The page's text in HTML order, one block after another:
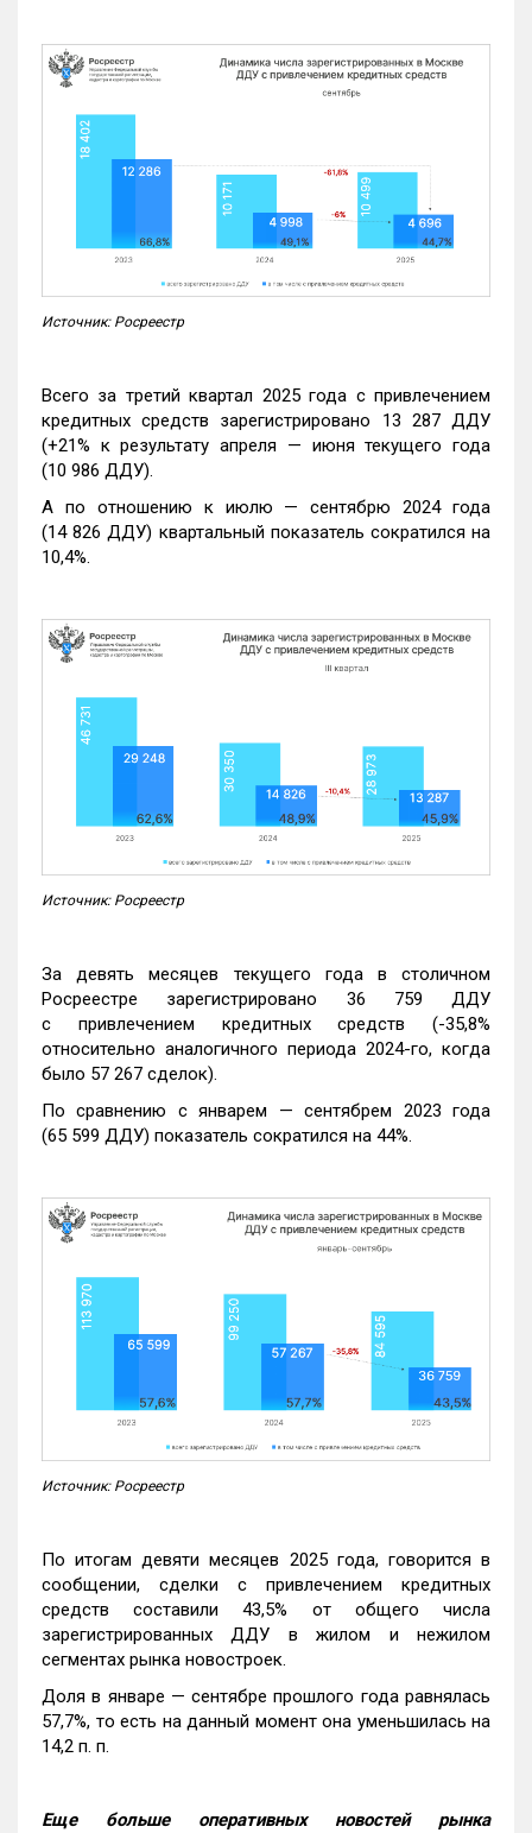
Источник: Росреестр
Всего за третий квартал 2025 года с привлечением
кредитных средств зарегистрировано 13 287 ДДУ
(+21% к результату апреля — июня текущего года
(10 986 ДДУ).
А по отношению к июлю — сентябрю 2024 года
(14 826 ДДУ) квартальный показатель сократился на
10,4%.
Источник: Росреестр
За девять месяцев текущего года в столичном
Росреестре зарегистрировано 36 759 ДДУ
с привлечением кредитных средств (-35,8%
относительно аналогичного периода 2024-го, когда
было 57 267 сделок).
По сравнению с январем — сентябрем 2023 года
(65 599 ДДУ) показатель сократился на 44%.
Источник: Росреестр
По итогам девяти месяцев 2025 года, говорится в
сообщении, сделки с привлечением кредитных
средств составили 43,5% от общего числа
зарегистрированных ДДУ в жилом и нежилом
сегментах рынка новостроек.
Доля в январе — сентябре прошлого года равнялась
57,7%, то есть на данный момент она уменьшилась на
14,2 п. п.
Еще больше оперативных новостей рынка